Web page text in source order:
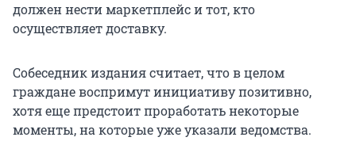
должен нести маркетплейс и тот, кто
осуществляет доставку.
Собеседник издания считает, что в целом
граждане воспримут инициативу позитивно,
хотя еще предстоит проработать некоторые
моменты, на которые уже указали ведомства.